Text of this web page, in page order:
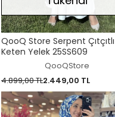
QooQ Store Serpent Çıtçıtlı
Keten Yelek 25SS609
QooQStore
4.899,00 TL2.449,00 TL